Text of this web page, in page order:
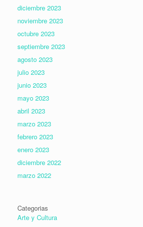
diciembre 2023
noviembre 2023
octubre 2023
septiembre 2023
agosto 2023
julio 2023
junio 2023
mayo 2023
abril 2023
marzo 2023
febrero 2023
enero 2023
diciembre 2022
marzo 2022
Categorias
Arte y Cultura